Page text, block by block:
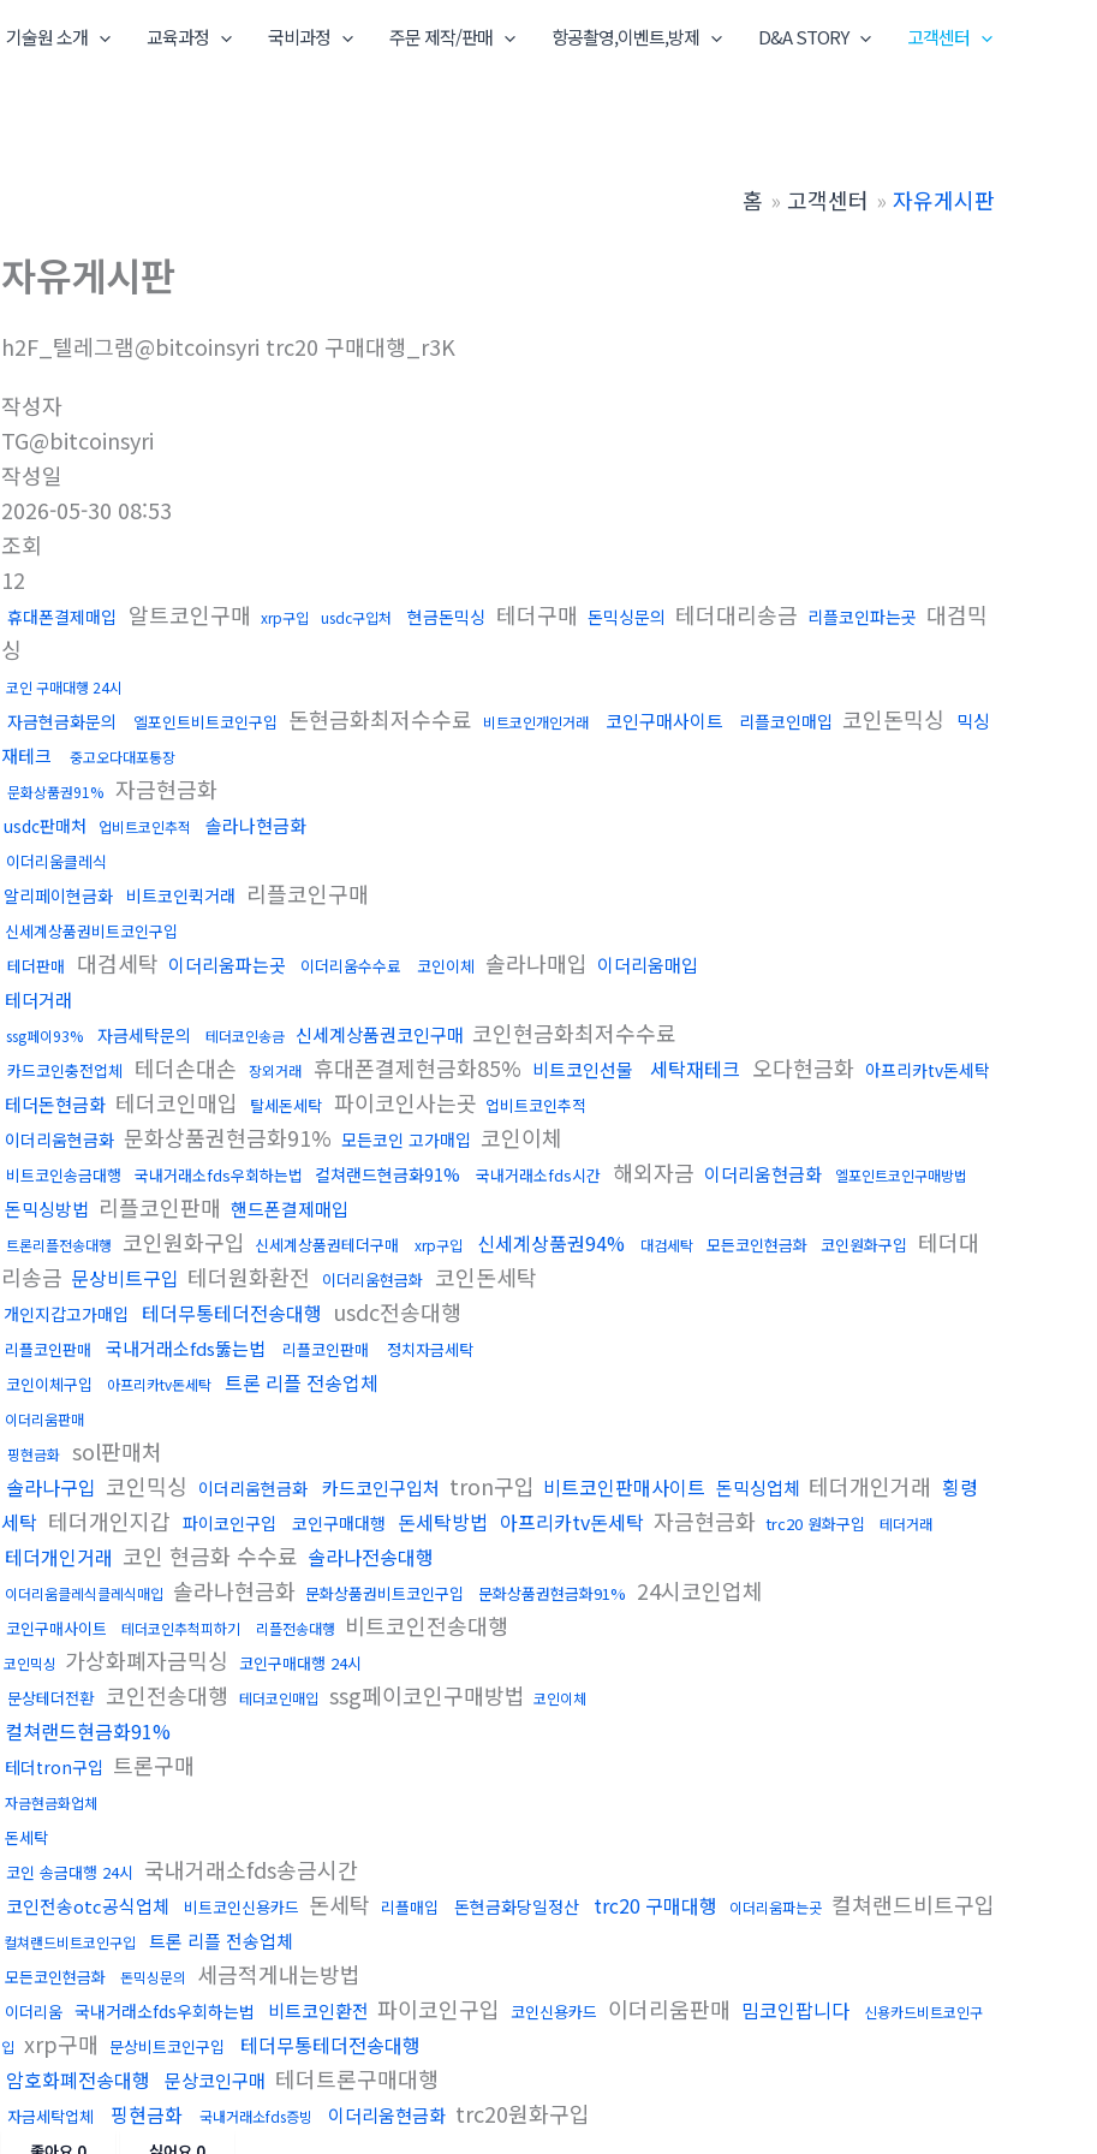
기술원 소개 교육과정 국비과정 주문 제작/판매 항공촬영,이벤트,방제 D&A STORY 고객센터
홈 고객센터 자유게시판
자유게시판
h2F_텔레그램@bitcoinsyri trc20 구매대행_r3K
작성자
TG@bitcoinsyri
작성일
2026-05-30 08:53
조회
12
휴대폰결제매입 알트코인구매 xrp구입 usdc구입처 현금돈믹싱 테더구매 돈믹싱문의 테더대리송금 리플코인파는곳 대검믹
싱
코인 구매대행 24시
자금현금화문의 엘포인트비트코인구입 돈현금화최저수수료 비트코인개인거래 코인구매사이트 리플코인매입 코인돈믹싱
믹싱
재테크
중고오다대포통장
문화상품권91% 자금현금화
usdc판매처 업비트코인추적 솔라나현금화
이더리움클레식
알리페이현금화 비트코인퀵거래 리플코인구매
신세계상품권비트코인구입
테더판매
대검세탁 이더리움파는곳 이더리움수수료 코인이체 솔라나매입 이더리움매입
테더거래
ssg페이93% 자금세탁문의 테더코인송금 신세계상품권코인구매 코인현금화최저수수료
카드코인충전업체 테더손대손 장외거래 휴대폰결제현금화85% 비트코인선물 세탁재테크 오다현금화 아프리카tv돈세탁
테더돈현금화 테더코인매입 탈세돈세탁 파이코인사는곳 업비트코인추적
이더리움현금화 문화상품권현금화91% 모든코인 고가매입 코인이체
비트코인송금대행 국내거래소fds우회하는법 컬쳐랜드현금화91% 국내거래소fds시간 해외자금 이더리움현금화 엘포인트코인구매방법
돈믹싱방법 리플코인판매 핸드폰결제매입
트론리플전송대행 코인원화구입 신세계상품권테더구매 xrp구입 신세계상품권94% 대검세탁 모든코인현금화 코인원화구입
테더대
리송금 문상비트구입 테더원화환전 이더리움현금화 코인돈세탁
개인지갑고가매입 테더무통테더전송대행 usdc전송대행
리플코인판매 국내거래소fds뚫는법 리플코인판매
정치자금세탁
코인이체구입
아프리카tv돈세탁 트론 리플 전송업체
이더리움판매
핑현금화 sol판매처
솔라나구입 코인믹싱 이더리움현금화 카드코인구입처 tron구입 비트코인판매사이트 돈믹싱업체 테더개인거래 횡령
세탁 테더개인지갑 파이코인구입 코인구매대행 돈세탁방법 아프리카tv돈세탁 자금현금화 trc20 원화구입 테더거래
테더개인거래 코인 현금화 수수료 솔라나전송대행
이더리움클레식클레식매입 솔라나현금화 문화상품권비트코인구입 문화상품권현금화91% 24시코인업체
코인구매사이트 테더코인추척피하기 리플전송대행 비트코인전송대행
코인믹싱 가상화폐자금믹싱 코인구매대행 24시
문상테더전환 코인전송대행 테더코인매입 ssg페이코인구매방법 코인이체
컬쳐랜드현금화91%
테더tron구입 트론구매
자금현금화업체
돈세탁
코인 송금대행 24시
국내거래소fds송금시간
코인전송otc공식업체 비트코인신용카드 돈세탁 리플매입 돈현금화당일정산 trc20 구매대행 이더리움파는곳 컬쳐랜드비트구입
컬쳐랜드비트코인구입 트론 리플 전송업체
모든코인현금화 돈믹싱문의 세금적게내는방법
이더리움 국내거래소fds우회하는법 비트코인환전 파이코인구입 코인신용카드 이더리움판매 밈코인팝니다
신용카드비트코인구
입 xrp구매 문상비트코인구입
테더무통테더전송대행
암호화폐전송대행
문상코인구매 테더트론구매대행
자금세탁업체 핑현금화 국내거래소fds증빙 이더리움현금화 trc20원화구입